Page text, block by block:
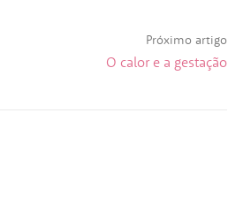
Próximo artigo
O calor e a gestação